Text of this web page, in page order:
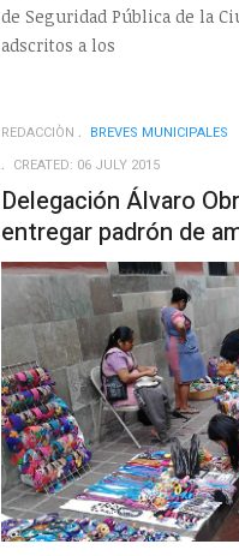
de Seguridad Pública de la
adscritos a los
REDACCIÒN
BREVES MUNICIPALES
CREATED: 06 JULY 2015
Delegación Álvaro
entregar padrón de